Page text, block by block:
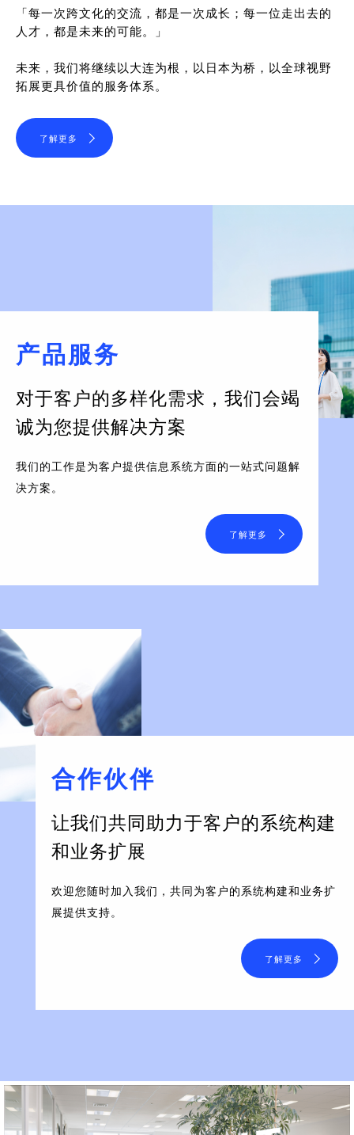
「每一次跨文化的交流，都是一次成长；每一位走出去的
人才，都是未来的可能。」
未来，我们将继续以大连为根，以日本为桥，以全球视野
拓展更具价值的服务体系。
了解更多
产品服务
对于客户的多样化需求， 我们会竭
诚为您提供解决方案
我们的工作是为客户提供信息系统方面的一站式问题解
决方案。
了解更多
合作伙伴
让我们共同助力于客户的系统构建
和业务扩展
欢迎您随时加入我们，共同为客户的系统构建和业务扩
展提供支持。
了解更多